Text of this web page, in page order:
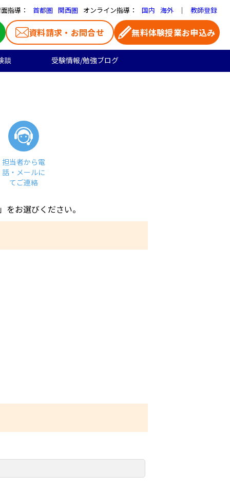
指導： 首都圏 関西圏 オンライン指導： 国内 海外 ｜ 教師登録
資料請求・お問合せ 無料体験授業お申込み
プロ家庭教師
談 受験情報/勉強ブログ
担当者から電
話・メールに
てご連絡
お選びください。